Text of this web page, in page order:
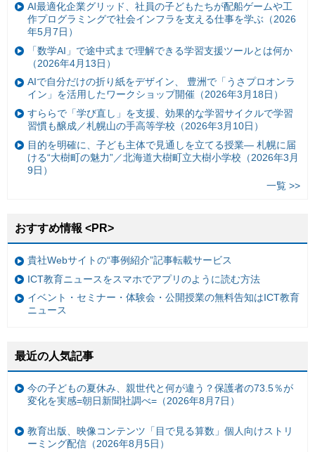
AI最適化企業グリッド、社員の子どもたちが配船ゲームや工
作プログラミングで社会インフラを支える仕事を学ぶ（2026
年5月7日）
「数学AI」で途中式まで理解できる学習支援ツールとは何か
（2026年4月13日）
AIで自分だけの折り紙をデザイン、 豊洲で「うさプロオンラ
イン」を活用したワークショップ開催（2026年3月18日）
すららで「学び直し」を支援、効果的な学習サイクルで学習
習慣も醸成／札幌山の手高等学校（2026年3月10日）
目的を明確に、子ども主体で見通しを立てる授業— 札幌に届
ける“大樹町の魅力”／北海道大樹町立大樹小学校（2026年3月
9日）
一覧 >>
おすすめ情報 <PR>
貴社Webサイトの“事例紹介”記事転載サービス
ICT教育ニュースをスマホでアプリのように読む方法
イベント・セミナー・体験会・公開授業の無料告知はICT教育
ニュース
最近の人気記事
今の子どもの夏休み、親世代と何が違う？保護者の73.5％が
変化を実感=朝日新聞社調べ=（2026年8月7日）
教育出版、映像コンテンツ「目で見る算数」個人向けストリ
ーミング配信（2026年8月5日）